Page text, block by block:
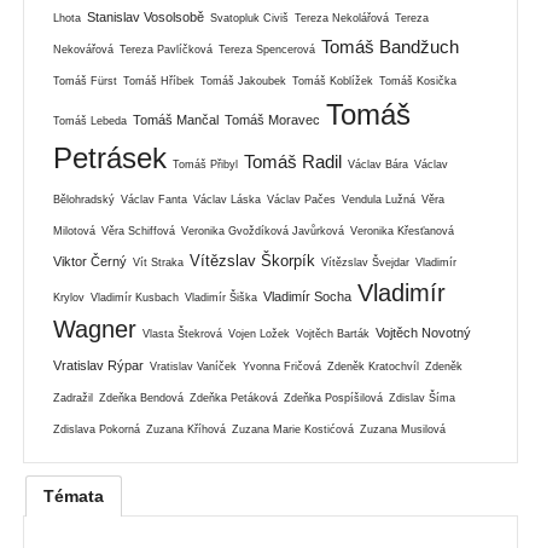
Lhota Stanislav Vosolsobě Svatopluk Civiš Tereza Nekolářová Tereza
Nekovářová Tereza Pavlíčková Tereza Spencerová Tomáš Bandžuch
Tomáš Fürst Tomáš Hříbek Tomáš Jakoubek Tomáš Koblížek Tomáš Kosička
Tomáš Lebeda Tomáš Mančal Tomáš Moravec Tomáš
Petrásek Tomáš Přibyl Tomáš Radil Václav Bára Václav
Bělohradský Václav Fanta Václav Láska Václav Pačes Vendula Lužná Věra
Milotová Věra Schiffová Veronika Gvoždíková Javůrková Veronika Křesťanová
Viktor Černý Vít Straka Vítězslav Škorpík Vítězslav Švejdar Vladimír
Krylov Vladimír Kusbach Vladimír Šiška Vladimír Socha Vladimír
Wagner Vlasta Štekrová Vojen Ložek Vojtěch Barták Vojtěch Novotný
Vratislav Rýpar Vratislav Vaníček Yvonna Fričová Zdeněk Kratochvíl Zdeněk
Zadražil Zdeňka Bendová Zdeňka Petáková Zdeňka Pospíšilová Zdislav Šíma
Zdislava Pokorná Zuzana Kříhová Zuzana Marie Kostićová Zuzana Musilová
Témata